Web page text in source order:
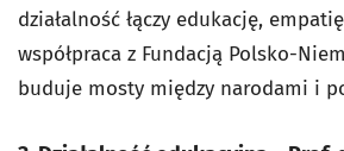
działalność łączy edukację,
współpraca z Fundacją Polsko-
buduje mosty między narodami i